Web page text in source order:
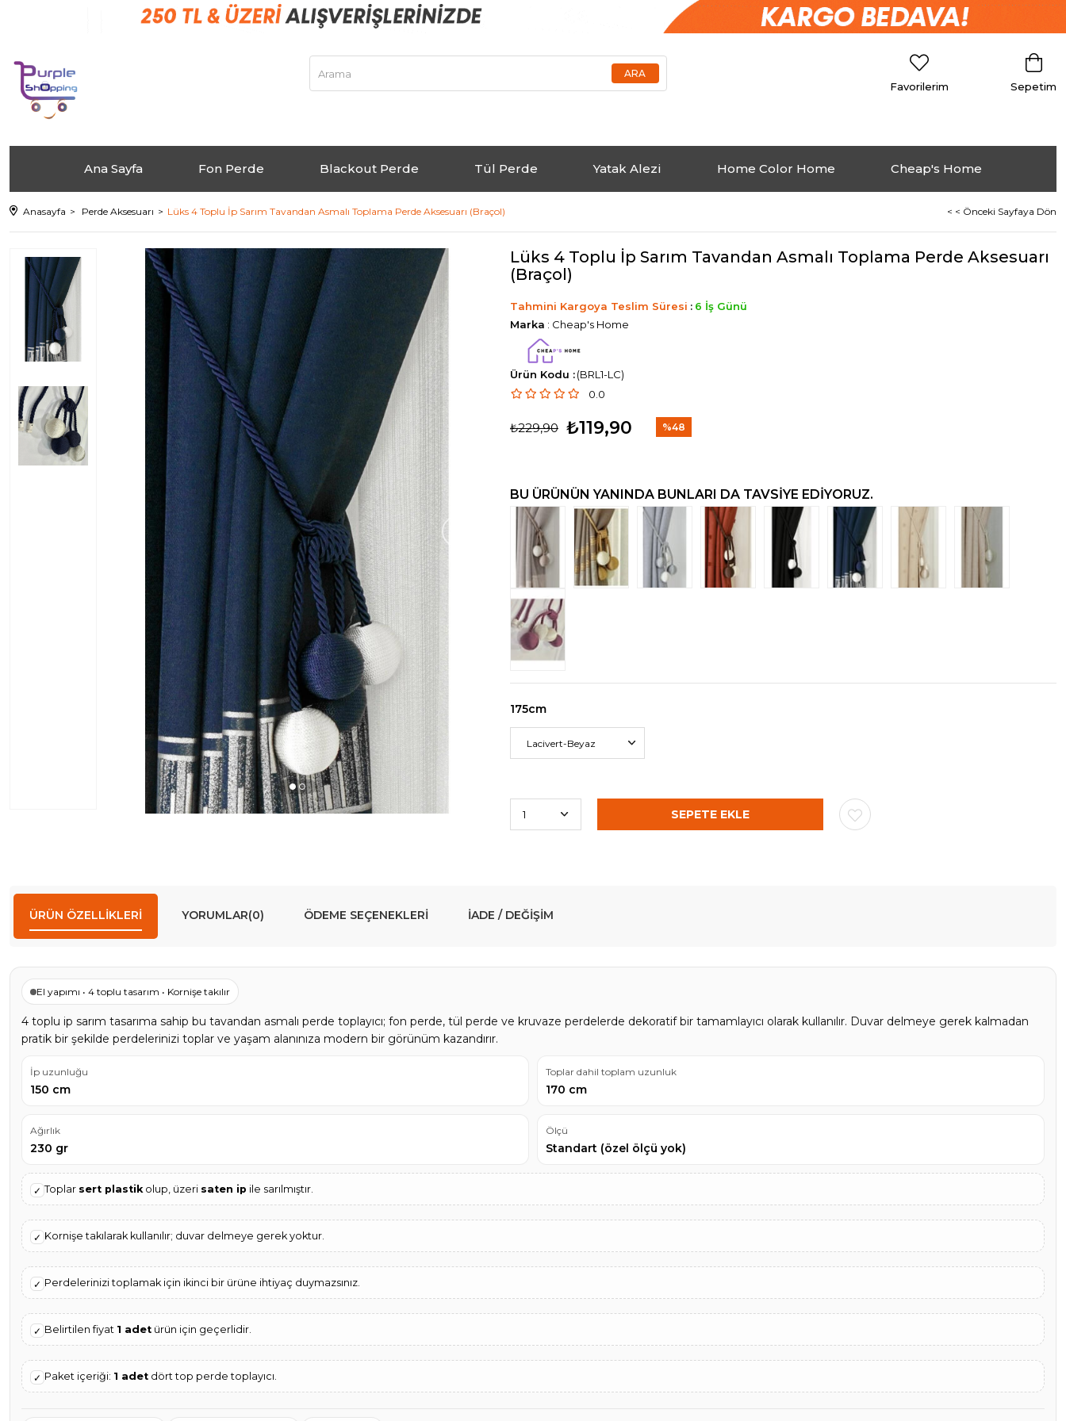
Sepetim
Favorilerim
Ana Sayfa Fon Perde Blackout Perde Tül Perde Yatak Alezi Home Color Home Cheap's Home
Anasayfa Perde Aksesuarı Lüks 4 Toplu İp Sarım Tavandan Asmalı Toplama Perde Aksesuarı (Braçol) < < Önceki Sayfaya Dön
Lüks 4 Toplu İp Sarım Tavandan Asmalı Toplama Perde Aksesuarı
(Braçol)
Tahmini Kargoya Teslim Süresi : 6 İş Günü
Marka : Cheap's Home
(BRL1-LC)
0.0
₺229,90 ₺119,90 %48
BU ÜRÜNÜN YANINDA BUNLARI DA TAVSIYE EDIYORUZ.
175cm
ÜRÜN ÖZELLIKLERI YORUMLAR(0) ÖDEME SEÇENEKLERI İADE / DEĞIŞIM
El yapımı • 4 toplu tasarım • Kornişe takılır
4 toplu ip sarım tasarıma sahip bu tavandan asmalı perde toplayıcı; fon perde, tül perde ve kruvaze perdelerde dekoratif bir tamamlayıcı olarak kullanılır. Duvar delmeye gerek kalmadan
pratik bir şekilde perdelerinizi toplar ve yaşam alanınıza modern bir görünüm kazandırır.
İp uzunluğu
150 cm
Toplar dahil toplam uzunluk
170 cm
Ağırlık
230 gr
Ölçü
Standart (özel ölçü yok)
✓ Toplar sert plastikolup, üzeri saten ip ile sarılmıştır.
✓ Kornişe takılarak kullanılır; duvar delmeye gerek yoktur.
✓ Perdelerinizi toplamak için ikinci bir ürüne ihtiyaç duymazsınız.
✓ Belirtilen fiyat 1 adet ürün için geçerlidir.
✓ Paket içeriği: 1 adet dört top perde toplayıcı.